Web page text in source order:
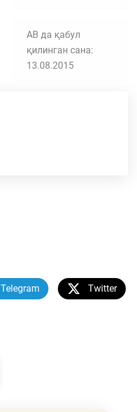
АВ да қабул
қилинган сана:
13.08.2015
Telegram Twitter